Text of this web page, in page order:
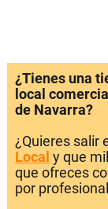
¿Tienes una
local
de Navarra?
¿Quieres salir
Local y que
que ofreces
por